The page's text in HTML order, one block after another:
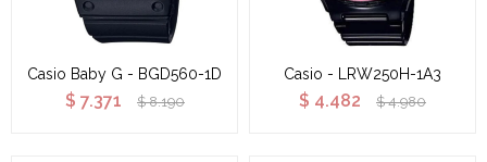
Casio Baby G - BGD560-1D
$ 7.371 $ 8.190
Casio - LRW250H-1A3
$ 4.482 $ 4.980